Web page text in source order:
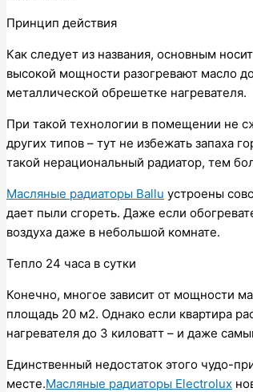
Принцип действия
Как следует из названия, основным
высокой мощности разогревают масло
металлической обрешетке нагревателя.
При такой технологии в помещении не
других типов – тут не избежать
такой нерациональный радиатор, тем
Масляные радиаторы Ballu устроены
дает пыли сгореть. Даже если
воздуха даже в небольшой комнате.
Тепло 24 часа в сутки
Конечно, многое зависит от мощности
площадь 20 м2. Однако если квартира
нагревателя до 3 киловатт – и даже
Единственный недостаток этого чудо-
месте.Масляные радиаторы Electrolux